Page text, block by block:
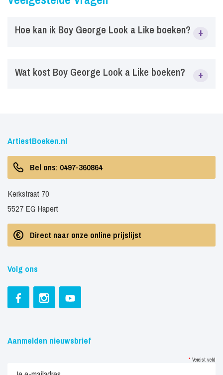
Hoe kan ik Boy George Look a Like boeken? +
Like boeken voor festivals, bedrijfsfeesten, tentfeesten,
Wat kost Boy George Look a Like boeken? +
excl. BTW. Neem contact op met ArtiestBoeken.nl voor een
actuele prijsopgave.
ArtiestBoeken.nl
Bel ons: 0497-360864
Kerkstraat 70
5527 EG Hapert
Direct naar onze online prijslijst
Volg ons
Aanmelden nieuwsbrief
* Vereist veld